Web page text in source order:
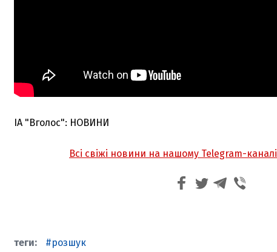
ІА "Вголос": НОВИНИ
Всі свіжі новини на нашому Telegram-каналі
розшук